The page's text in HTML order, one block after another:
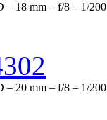
– 18 mm – f/8 – 1/200
– 20 mm – f/8 – 1/200